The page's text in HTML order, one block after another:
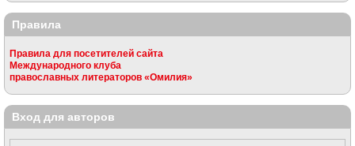
Правила
Правила для посетителей сайта
Международного клуба
православных литераторов «Омилия»
Вход для авторов